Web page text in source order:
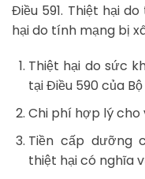
Điều 591. Thiệt hại
hại do tính mạng bị
Thiệt hại do sức
tại Điều 590 của
Chi phí hợp lý cho
Tiền cấp dưỡng
thiệt hại có nghĩa